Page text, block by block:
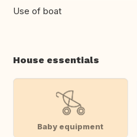
Use of boat
House essentials
Baby equipment